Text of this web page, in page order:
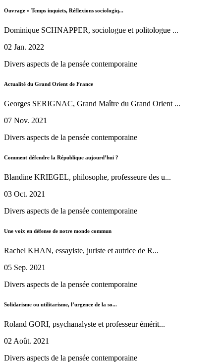
Ouvrage « Temps inquiets, Réflexions sociologiq...
Dominique SCHNAPPER, sociologue et politologue ...
02 Jan. 2022
Divers aspects de la pensée contemporaine
Actualité du Grand Orient de France
Georges SERIGNAC, Grand Maître du Grand Orient ...
07 Nov. 2021
Divers aspects de la pensée contemporaine
Comment défendre la République aujourd’hui ?
Blandine KRIEGEL, philosophe, professeure des u...
03 Oct. 2021
Divers aspects de la pensée contemporaine
Une voix en défense de notre monde commun
Rachel KHAN, essayiste, juriste et autrice de R...
05 Sep. 2021
Divers aspects de la pensée contemporaine
Solidarisme ou utilitarisme, l’urgence de la so...
Roland GORI, psychanalyste et professeur émérit...
02 Août. 2021
Divers aspects de la pensée contemporaine